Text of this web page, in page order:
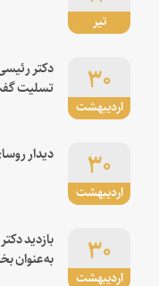
تیر
اردیبهشت
۳۰
دکتر
تسلیت
اردیبهشت
۳۰ دیدار
اردیبهشت
۳۰
بازدید
به‌عنوان